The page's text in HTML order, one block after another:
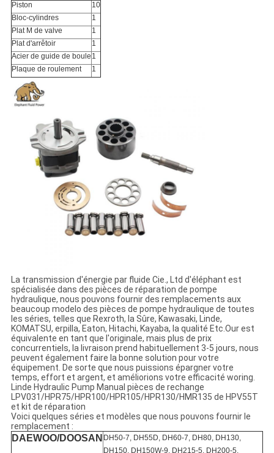
Piston
10
Bloc-cylindres
1
Plat M de valve
1
Plat d'arrêtoir
1
Acier de guide de boule 1
Plaque de roulement
1
La transmission d'énergie par fluide Cie., Ltd d'éléphant est
spécialisée dans des pièces de réparation de pompe
hydraulique, nous pouvons fournir des remplacements aux
beaucoup modelo des pièces de pompe hydraulique de toutes
les séries, telles que Rexroth, la Sûre, Kawasaki, Linde,
KOMATSU, erpilla, Eaton, Hitachi, Kayaba, la qualité Etc.Our est
équivalente en tant que l'originale, mais plus de prix
concurrentiels, la livraison prend habituellement 3-5 jours, nous
peuvent également faire la bonne solution pour votre
équipement. De sorte que nous puissions épargner votre
temps, effort et argent, et améliorions votre efficacité woring.
Linde Hydraulic Pump Manual pièces de rechange
LPV031/HPR75/HPR100/HPR105/HPR130/HMR135 de HPV55T
et kit de réparation
Voici quelques séries et modèles que nous pouvons fournir le
remplacement :
DAEWOO/DOOSAN DH50-7, DH55D, DH60-7, DH80, DH130,
DH150, DH150W-9, DH215-5, DH200-5,